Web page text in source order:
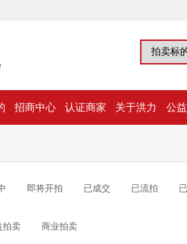
招商中心 认证商家 关于洪力 公
即将开拍 已成交 已流拍
拍卖 商业拍卖